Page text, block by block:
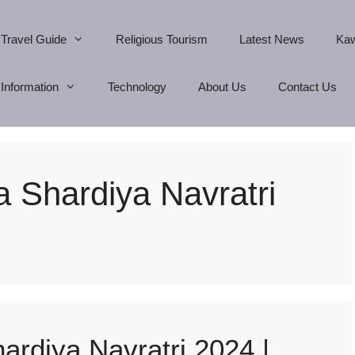
Travel Guide Religious Tourism Latest News
Information Technology About Us Contact Us
Shardiya Navratri